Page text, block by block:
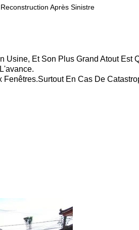
Après Sinistre
Et Son Plus Grand Atout Est
En Cas De